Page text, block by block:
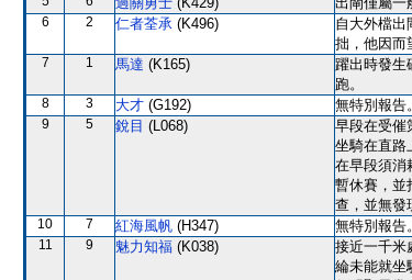
6 2 仁者荃承 (K496)
自大外檔出
拙，他因而
7 1 馬達 (K165)
躍出時發生
跑。
8 3 大才 (G192) 無特別報告。
9 5 銳目 (L068)
早段在受催
坐騎在直路
在早段須消
暫休賽，並
查，並無發
10 7 紅海風帆 (H347) 無特別報告。
11 9 魅力知福 (K038)
接近一千米
綸未能就坐